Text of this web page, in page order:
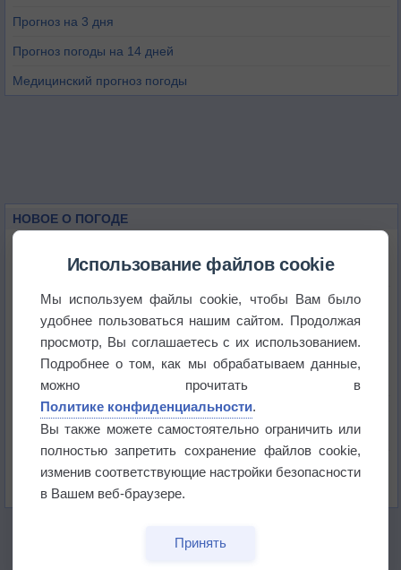
Прогноз на 3 дня
Прогноз погоды на 14 дней
Медицинский прогноз погоды
НОВОЕ О ПОГОДЕ
+51°
Европейские столицы бьют рекорды жары
Впервые за 155 лет в Лондоне в течение месяца
не выпадал дождь
Лето продолжит щедро раздавать своё тепло!
Использование файлов cookie
Мы используем файлы cookie, чтобы Вам было
удобнее пользоваться нашим сайтом. Продолжая
просмотр, Вы соглашаетесь с их использованием.
Подробнее о том, как мы обрабатываем данные,
можно прочитать в
Политике конфиденциальности.
Вы также можете самостоятельно ограничить или
полностью запретить сохранение файлов cookie,
изменив соответствующие настройки безопасности
в Вашем веб-браузере.
Принять